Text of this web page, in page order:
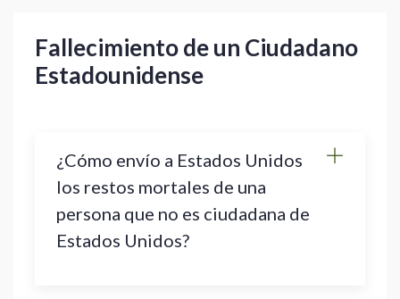
Fallecimiento de un Ciudadano
Estadounidense
¿Cómo envío a Estados Unidos
los restos mortales de una
persona que no es ciudadana de
Estados Unidos?